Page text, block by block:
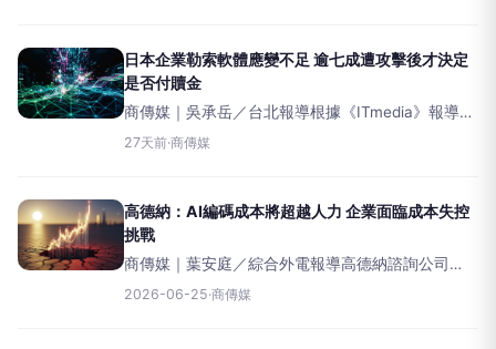
日本企業勒索軟體應變不足 逾七成遭攻擊後才決定
是否付贖金
商傳媒｜吳承岳／台北報導根據《ITmedia》報導，
資訊科技研究與顧問公司Gartner今年2月針對日本
27天前·商傳媒
高德納：AI編碼成本將超越人力 企業面臨成本失控
挑戰
商傳媒｜葉安庭／綜合外電報導高德納諮詢公司
（Gartner）最新預測指出，到2028年，人工智慧
2026-06-25·商傳媒